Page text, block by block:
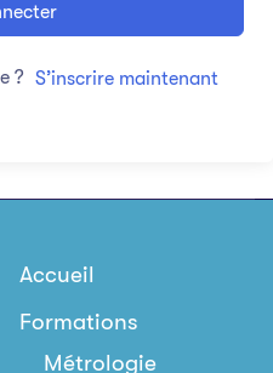
? S’inscrire maintenant
Accueil
Formations
Métrologie